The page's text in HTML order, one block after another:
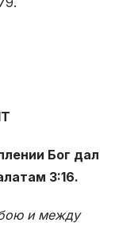
Бог дал
3:16.
и между